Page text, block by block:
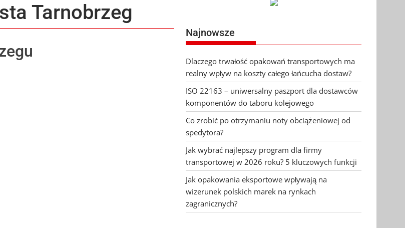
Tarnobrzeg
Najnowsze
Dlaczego trwałość opakowań transportowych ma
realny wpływ na koszty całego łańcucha dostaw?
ISO 22163 – uniwersalny paszport dla dostawców
komponentów do taboru kolejowego
Co zrobić po otrzymaniu noty obciążeniowej od
spedytora?
Jak wybrać najlepszy program dla firmy
transportowej w 2026 roku? 5 kluczowych funkcji
Jak opakowania eksportowe wpływają na
wizerunek polskich marek na rynkach
zagranicznych?